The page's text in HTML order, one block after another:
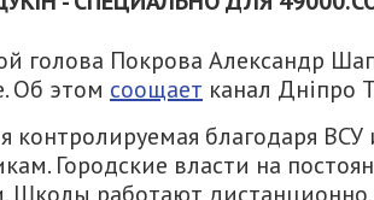
голова Покрова Александр
Об этом соощает канал Дніпро
контролируемая благодаря
Городские власти на
Школы работают